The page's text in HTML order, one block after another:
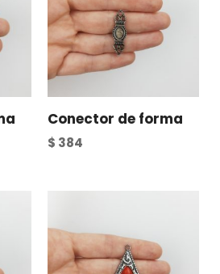
Conector de forma
$ 384